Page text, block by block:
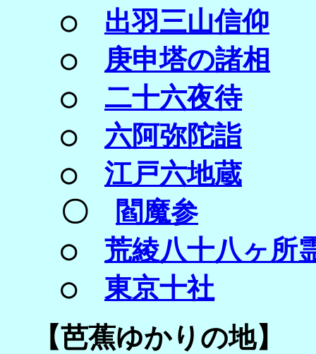
○ 出羽三山信仰
○ 庚申塔の諸相
○ 二十六夜待
○ 六阿弥陀詣
○ 江戸六地蔵
〇
閻魔参
○ 荒綾八十八ヶ所
○ 東京十社
【芭蕉ゆかりの地】